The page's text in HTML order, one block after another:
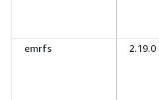
emrfs
2.19.0